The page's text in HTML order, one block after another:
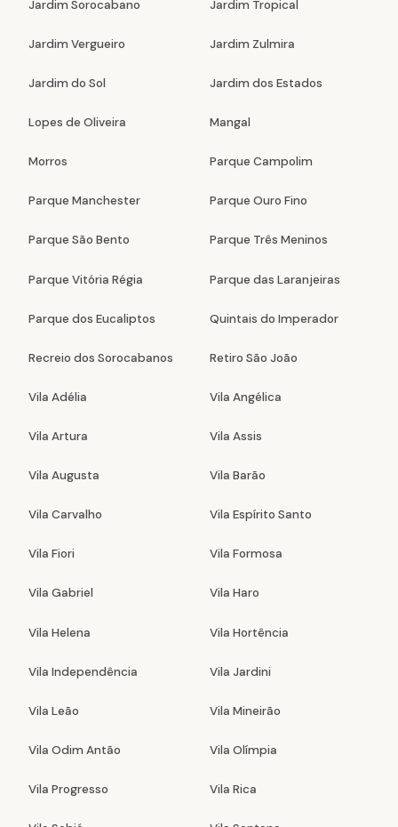
Jardim Sorocabano Jardim Tropical
Jardim Vergueiro Jardim Zulmira
Jardim do Sol Jardim dos Estados
Lopes de Oliveira Mangal
Morros Parque Campolim
Parque Manchester Parque Ouro Fino
Parque São Bento Parque Três Meninos
Parque Vitória Régia Parque das Laranjeiras
Parque dos Eucaliptos Quintais do Imperador
Recreio dos Sorocabanos Retiro São João
Vila Adélia Vila Angélica
Vila Artura Vila Assis
Vila Augusta Vila Barão
Vila Carvalho Vila Espírito Santo
Vila Fiori Vila Formosa
Vila Gabriel Vila Haro
Vila Helena Vila Hortência
Vila Independência Vila Jardini
Vila Leão Vila Mineirão
Vila Odim Antão Vila Olímpia
Vila Progresso Vila Rica